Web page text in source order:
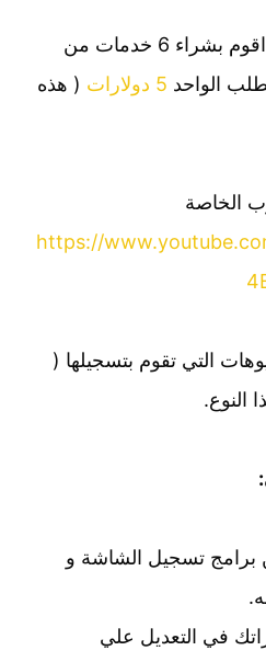
فعلي سبيل المثال فأني اقوم بشراء 6 خدمات من
الواحد5 دولارات
( هذه
الخاصة
https://
التي تقوم بتسجيلها (
تسجيل الشاشة و
في التعديل علي